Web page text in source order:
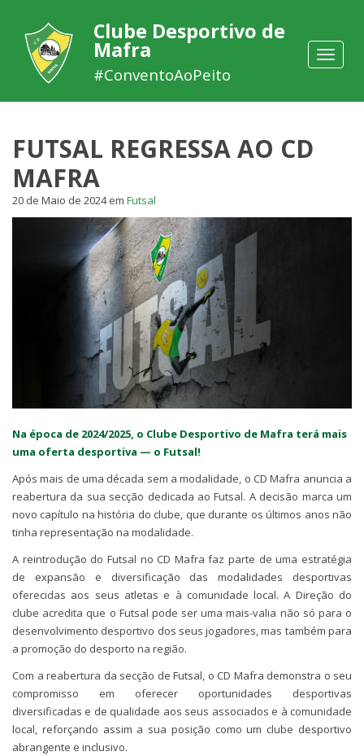
Toggle
Clube Desportivo de
Mafra
#ConventoAoPeito
FUTSAL REGRESSA AO CD
MAFRA
20 de Maio de 2024em Futsal
Na época de 2024/2025, o Clube Desportivo de Mafra terá mais
uma oferta desportiva — o Futsal!
Após mais de uma década sem a modalidade, o CD Mafra anuncia a
reabertura da sua secção dedicada ao Futsal. A decisão marca um
novo capítulo na história do clube, que durante os últimos anos não
tinha representação na modalidade.
A reintrodução do Futsal no CD Mafra faz parte de uma estratégia
de expansão e diversificação das modalidades desportivas
oferecidas aos seus atletas e à comunidade local. A Direção do
clube acredita que o Futsal pode ser uma mais-valia não só para o
desenvolvimento desportivo dos seus jogadores, mas também para
a promoção do desporto na região.
Com a reabertura da secção de Futsal, o CD Mafra demonstra o seu
compromisso em oferecer oportunidades desportivas
diversificadas e de qualidade aos seus associados e à comunidade
local, reforçando assim a sua posição como um clube desportivo
abrangente e inclusivo.